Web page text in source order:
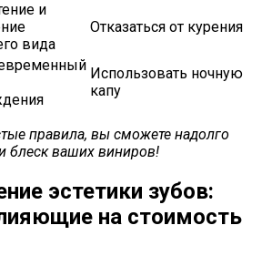
и
вида
Отказаться от курения
Использовать ночную
капу
правила, вы сможете надолго
блеск ваших виниров!
эстетики зубов:
на стоимость